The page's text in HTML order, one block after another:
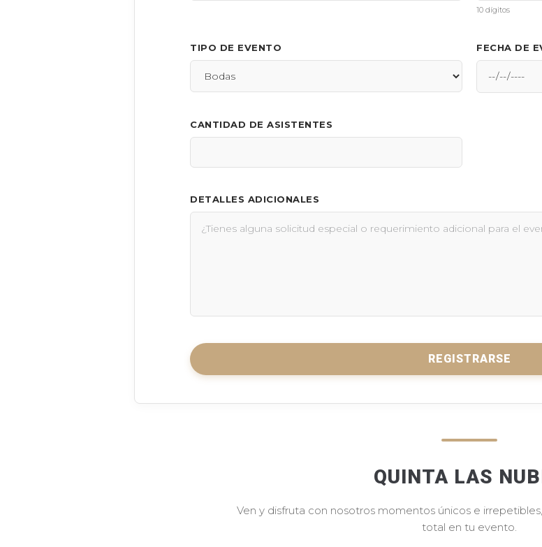
10 dígitos
TIPO DE EVENTO FECHA DE
CANTIDAD DE ASISTENTES
DETALLES ADICIONALES
REGISTRARSE
QUINTA LAS
Ven y disfruta con nosotros momentos únicos e
total en tu evento.